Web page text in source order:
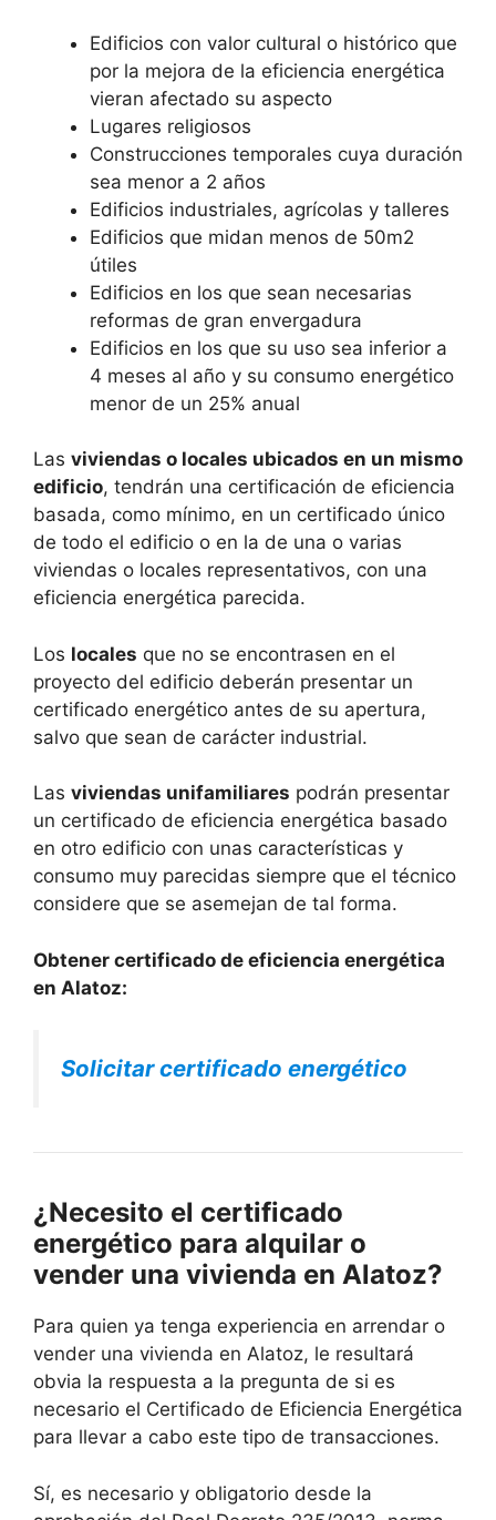
Edificios con valor cultural o histórico que
por la mejora de la eficiencia energética
vieran afectado su aspecto
Lugares religiosos
Construcciones temporales cuya duración
sea menor a 2 años
Edificios industriales, agrícolas y talleres
Edificios que midan menos de 50m2
útiles
Edificios en los que sean necesarias
reformas de gran envergadura
Edificios en los que su uso sea inferior a
4 meses al año y su consumo energético
menor de un 25% anual
Las viviendas o locales ubicados en un mismo
edificio, tendrán una certificación de eficiencia
basada, como mínimo, en un certificado único
de todo el edificio o en la de una o varias
viviendas o locales representativos, con una
eficiencia energética parecida.
Los locales que no se encontrasen en el
proyecto del edificio deberán presentar un
certificado energético antes de su apertura,
salvo que sean de carácter industrial.
Las viviendas unifamiliares podrán presentar
un certificado de eficiencia energética basado
en otro edificio con unas características y
consumo muy parecidas siempre que el técnico
considere que se asemejan de tal forma.
Obtener certificado de eficiencia energética
en Alatoz:
Solicitar certificado energético
¿Necesito el certificado
energético para alquilar o
vender una vivienda en Alatoz?
Para quien ya tenga experiencia en arrendar o
vender una vivienda en Alatoz, le resultará
obvia la respuesta a la pregunta de si es
necesario el Certificado de Eficiencia Energética
para llevar a cabo este tipo de transacciones.
Sí, es necesario y obligatorio desde la